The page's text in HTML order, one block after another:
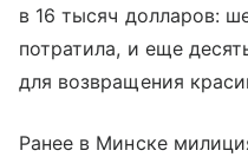
в 16 тысяч долларов:
потратила, и еще
для возвращения
Ранее в Минске